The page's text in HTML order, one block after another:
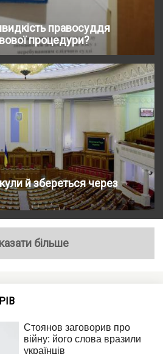
правосуддя
процедури?
й збереться через
більше